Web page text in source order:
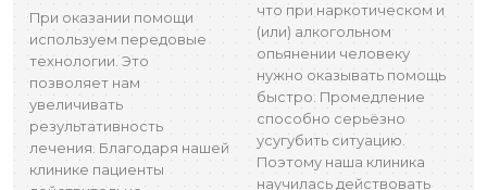
При оказании помощи
используем передовые
технологии. Это
позволяет нам
увеличивать
результативность
лечения. Благодаря нашей
клинике пациенты
что при наркотическом и
(или) алкогольном
опьянении человеку
нужно оказывать помощь
быстро. Промедление
способно серьёзно
усугубить ситуацию.
Поэтому наша клиника
научилась действовать